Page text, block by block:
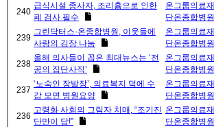
240
급식시설 종사자, 조리흄으로 인한
폐 검사 필수
온그룹의료재
단온종합병원
239
그린닥터스·온종합병원, 이웃들에
사랑의 김장 나눔
온그룹의료재
단온종합병원
238
올해 의사들이 꼽은 최대뉴스는 ‘전
공의 집단사직’
온그룹의료재
단온종합병원
237
‘노숙인 장발장’, 의료복지 덕에 수
감 모면 병원요양
온그룹의료재
단온종합병원
236
고령화 사회의 그림자 치매, “조기진
단만이 답!”
온그룹의료재
단온종합병원